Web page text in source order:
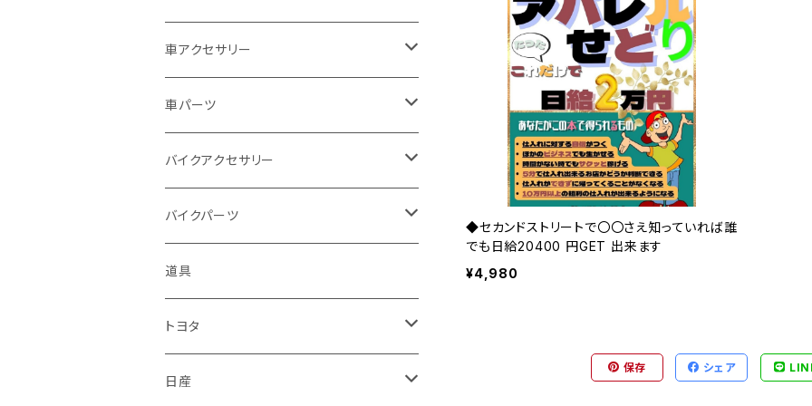
◆セカンドストリートで〇〇さえ知っていれば誰
でも日給20400 円GET 出来ます
¥4,980
保存 シェア
ドゥカティ - Ducati
トライアンフ
アプリリア - APRILIA
ハーレーダビッドソン - Harley-Davidso
n
KTM
スズキ
マツダ
ミツビシ
ダイハツ
スバル
レクサス
アウディ
ホンダ
スズキ
マツダ
ミツビシ
ダイハツ
スバル
レクサス
車アクセサリー
トヨタ
日産
ホンダ
スズキ
マツダ
ミツビシ
車パーツ
ボンネット
ルーフ
ピラー
バンパー
フェンダー
バイクアクセサリー
ホンダ
ヤマハ
スズキ
カワサキ
バイクパーツ
排気系
マフラー
サイレンサー
外装
シートカバー
ハンドル系
道具
トヨタ
フロアマット
日産